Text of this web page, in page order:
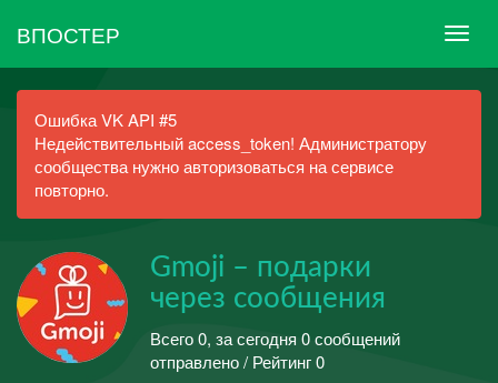
ВПОСТЕР
Ошибка VK API #5
Недействительный access_token! Администратору
сообщества нужно авторизоваться на сервисе
повторно.
Gmoji – подарки
через сообщения
Всего 0, за сегодня 0 сообщений
отправлено / Рейтинг 0